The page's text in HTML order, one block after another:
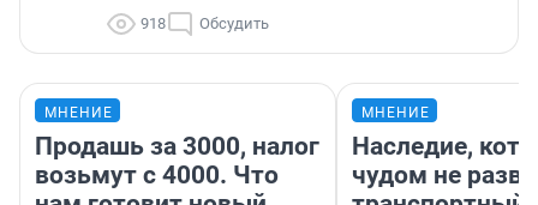
918 Обсудить
МНЕНИЕ
Продашь за 3000, налог
возьмут с 4000. Что
МНЕНИЕ
Наследие,
чудом не